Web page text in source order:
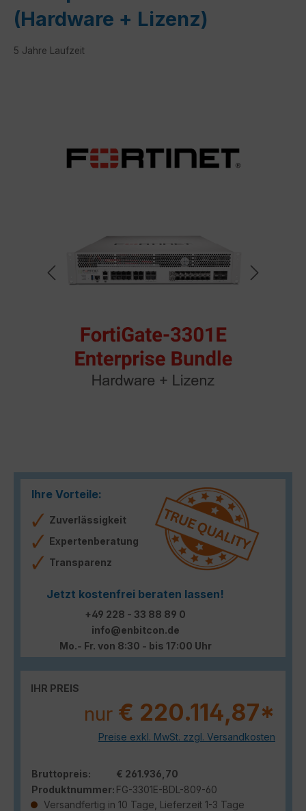
(Hardware + Lizenz)
5 Jahre Laufzeit
Ihre Vorteile:
Zuverlässigkeit
Expertenberatung
Transparenz
Jetzt kostenfrei beraten lassen!
+49 228 - 33 88 89 0
info@enbitcon.de
Mo.- Fr. von 8:30 - bis 17:00 Uhr
IHR PREIS
nur € 220.114,87*
Preise exkl. MwSt. zzgl. Versandkosten
Bruttopreis:
€ 261.936,70
Produktnummer: FG-3301E-BDL-809-60
Versandfertig in 10 Tage, Lieferzeit 1-3 Tage